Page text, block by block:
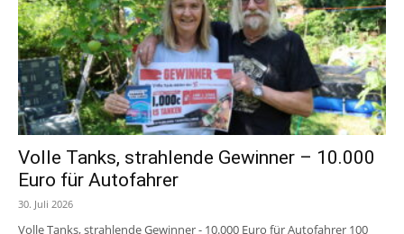
Volle Tanks, strahlende Gewinner – 10.000
Euro für Autofahrer
30. Juli 2026
Volle Tanks, strahlende Gewinner - 10.000 Euro für Autofahrer 100